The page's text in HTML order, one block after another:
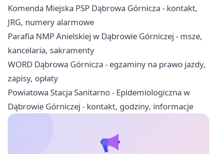
Komenda Miejska PSP Dąbrowa Górnicza - kontakt,
JRG, numery alarmowe
Parafia NMP Anielskiej w Dąbrowie Górniczej - msze,
kancelaria, sakramenty
WORD Dąbrowa Górnicza - egzaminy na prawo jazdy,
zapisy, opłaty
Powiatowa Stacja Sanitarno - Epidemiologiczna w
Dąbrowie Górniczej - kontakt, godziny, informacje